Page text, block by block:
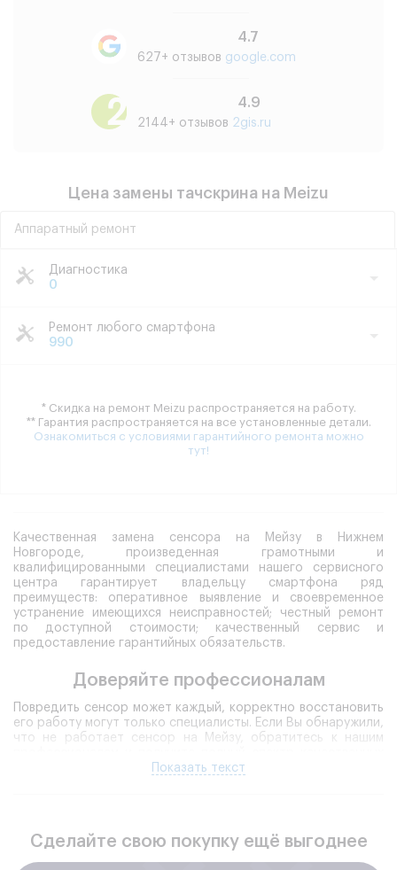
4.7
627+ отзывов google.com
4.9
2144+ отзывов 2gis.ru
Цена замены тачскрина на Meizu
Аппаратный ремонт
Диагностика
0
Ремонт любого смартфона
990
* Скидка на ремонт Meizu распространяется на работу.
** Гарантия распространяется на все установленные детали.
Ознакомиться с условиями гарантийного ремонта можно
тут!
Качественная замена сенсора на Мейзу в Нижнем
Новгороде, произведенная грамотными и
квалифицированными специалистами нашего сервисного
центра гарантирует владельцу смартфона ряд
преимуществ: оперативное выявление и своевременное
устранение имеющихся неисправностей; честный ремонт
по доступной стоимости; качественный сервис и
предоставление гарантийных обязательств.
Доверяйте профессионалам
Повредить сенсор может каждый, корректно восстановить
его работу могут только специалисты. Если Вы обнаружили,
что не работает сенсор на Мейзу, обратитесь к нашим
Конечно, Вы можете смириться с тем, что на Meizu не
работает тачскрин, откладывая помощь
Показать текст
Сделайте свою покупку ещё выгоднее